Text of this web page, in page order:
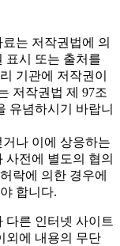
는 저작권법에 의
표시 또는 출처를
기관에 저작권이
저작권법 제 97조
유념하시기 바랍니
나 이에 상응하는
전에 별도의 협의
락에 의한 경우에
합니다.
다른 인터넷 사이트
외에 내용의 무단